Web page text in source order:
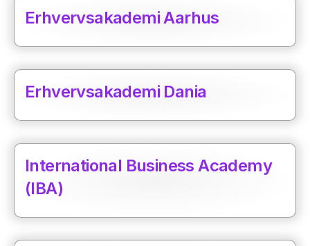
Erhvervsakademi Aarhus
Erhvervsakademi Dania
International Business Academy
(IBA)